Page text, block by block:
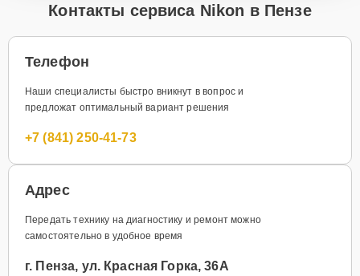
Контакты сервиса Nikon в Пензе
Телефон
Наши специалисты быстро вникнут в вопрос и
предложат оптимальный вариант решения
+7 (841) 250-41-73
Адрес
Передать технику на диагностику и ремонт можно
самостоятельно в удобное время
г. Пенза, ул. Красная Горка, 36А